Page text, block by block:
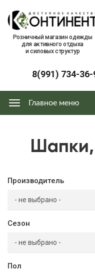
основному
содержанию
Розничный магазин одежды
для активного отдыха
и силовых структур
8(991) 734-36-
Главное
меню
Главное меню
Производитель
Сезон
Пол